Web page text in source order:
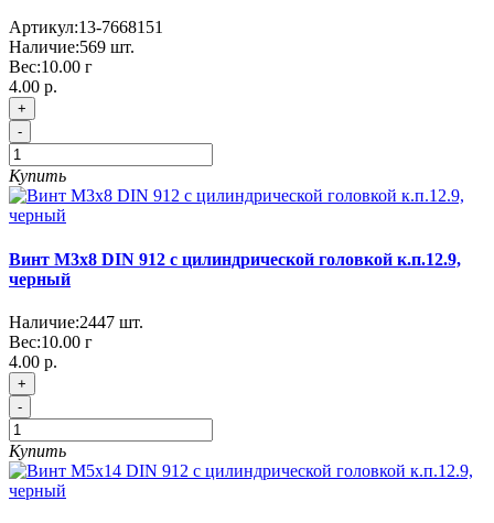
Артикул:13-7668151
Наличие:569 шт.
Вес:10.00 г
4.00 р.
+
-
Купить
Винт М3x8 DIN 912 с цилиндрической головкой к.п.12.9,
черный
Наличие:2447 шт.
Вес:10.00 г
4.00 р.
+
-
Купить